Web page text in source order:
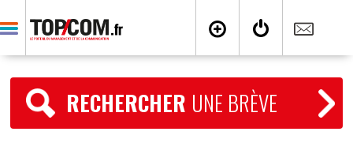
RECHERCHER UNE BRÈVE